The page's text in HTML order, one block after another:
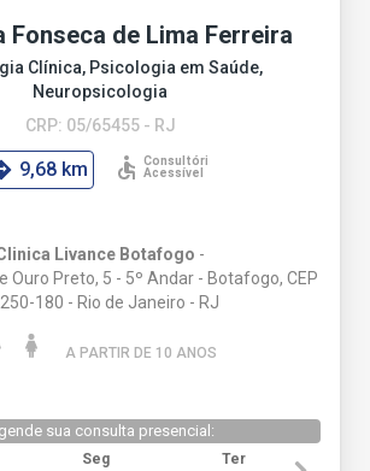
Fonseca de Lima Ferreira
Clínica, Psicologia em Saúde,
Neuropsicologia
CRP: 05/65455 - RJ
9,68 km
Livance Botafogo -
Ouro Preto, 5 - 5º Andar - Botafogo, CEP
180 - Rio de Janeiro - RJ
A PARTIR DE 10 ANOS
sua consulta presencial:
Seg Ter